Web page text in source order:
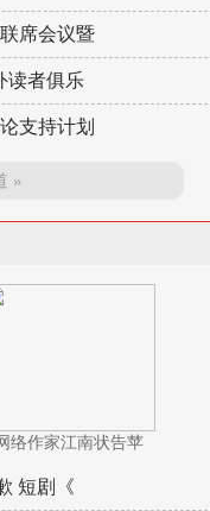
席会议暨
读者俱乐
支持计划
»
络作家江南状告苹
短剧《